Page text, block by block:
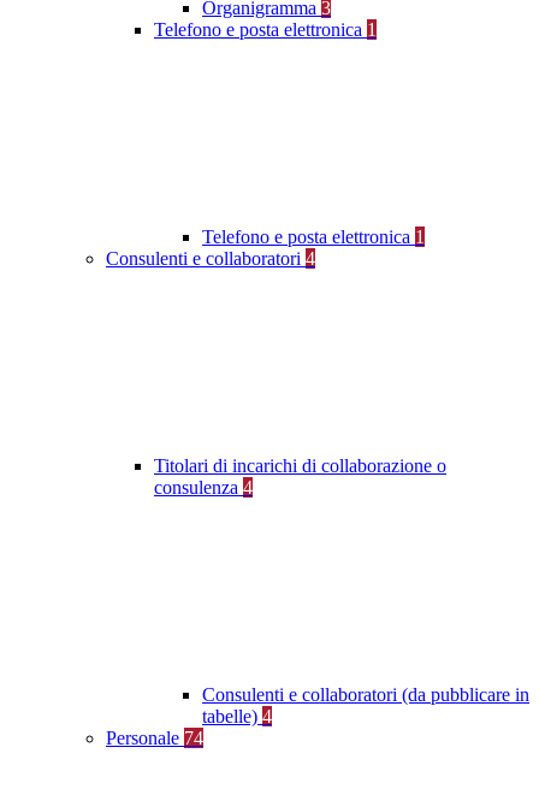
Organigramma 3
Telefono e posta elettronica 1
Telefono e posta elettronica 1
Consulenti e collaboratori 4
Titolari di incarichi di collaborazione o
consulenza 4
Consulenti e collaboratori (da pubblicare in
tabelle) 4
Personale 74